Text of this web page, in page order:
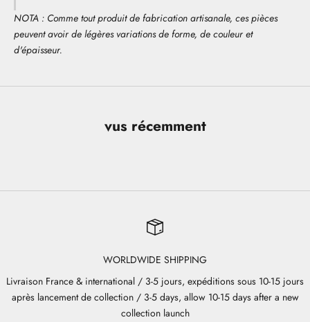
NOTA : Comme tout produit de fabrication artisanale, ces pièces
peuvent avoir de légères variations de forme, de couleur et
d'épaisseur.
vus récemment
WORLDWIDE SHIPPING
Livraison France & international / 3-5 jours, expéditions sous 10-15 jours
après lancement de collection / 3-5 days, allow 10-15 days after a new
collection launch